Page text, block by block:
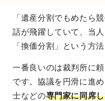
「遺産分割でもめたら
話が飛躍していて、当
「換価分割」という方
一番良いのは裁判所に
です。協議を円滑に進
士などの専門家に同席